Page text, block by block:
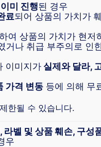
미 진행된 경우
료되어 상품의 가치가
여 상품의 가치가 현저
거나 취급 부주의로 인
이미지가 실제와 달라,
가격 변동 등에 의해 무
한될 수 있습니다.
벨 및 상품 훼손, 구성
우